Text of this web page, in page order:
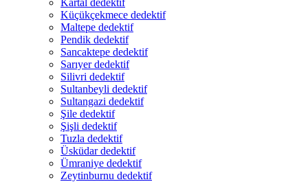
Küçükçekmece dedektif
Maltepe dedektif
Pendik dedektif
Sancaktepe dedektif
Sarıyer dedektif
Silivri dedektif
Sultanbeyli dedektif
Sultangazi dedektif
Şile dedektif
Şişli dedektif
Tuzla dedektif
Üsküdar dedektif
Ümraniye dedektif
Zeytinburnu dedektif